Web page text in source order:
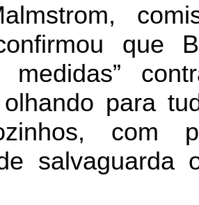
que
medidas”
olhando para
com
salvaguarda